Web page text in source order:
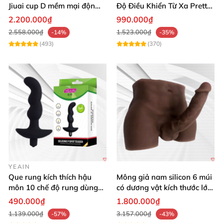
Màu sắc: Đen
Kích thước phích cắm: 34mm x 58mm x 92mm
Chế độ rung: 7
Chống thấm nước: Có
Remote điều khiển: Có
Pin: Sử dụng sạc USB
Thương hiệu: Pretty Love
Xuất xứ: HongKong
Jiuai cup D mềm mại độn
ngực tự nhiên cho nam
2.200.000₫
2.558.000₫
-14%
(493)
Độ Điều Khiển Từ Xa Pretty
Love
990.000₫
1.523.000₫
-35%
(370)
YEAIN
Que rung kích thích hậu
môn 10 chế độ rung dùng
pin - Yeain Spot Teaser
490.000₫
1.139.000₫
-57%
Mông giả nam silicon 6 múi
có dương vật kích thước lớn
cực thật
1.800.000₫
3.157.000₫
-43%